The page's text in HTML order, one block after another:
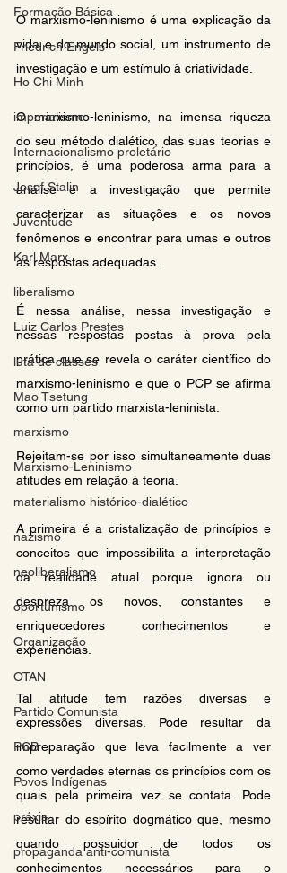
Formação Básica
Friedrich Engels
Ho Chi Minh
imperialismo
Internacionalismo proletário
Josef Stalin
Juventude
Karl Marx
liberalismo
Luiz Carlos Prestes
luta de classes
Mao Tsetung
marxismo
Marxismo-Leninismo
materialismo histórico-dialético
nazismo
neoliberalismo
oportunismo
Organização
OTAN
Partido Comunista
PCB
Povos Indígenas
práxis
propaganda anti-comunista
O marxismo-leninismo é uma explicação da
vida e do mundo social, um instrumento de
investigação e um estímulo à criatividade.
O marxismo-leninismo, na imensa riqueza
do seu método dialético, das suas teorias e
princípios, é uma poderosa arma para a
análise e a investigação que permite
caracterizar as situações e os novos
fenômenos e encontrar para umas e outros
as respostas adequadas.
É nessa análise, nessa investigação e
nessas respostas postas à prova pela
prática que se revela o caráter científico do
marxismo-leninismo e que o PCP se afirma
como um partido marxista-leninista.
Rejeitam-se por isso simultaneamente duas
atitudes em relação à teoria.
A primeira é a cristalização de princípios e
conceitos que impossibilita a interpretação
da realidade atual porque ignora ou
despreza os novos, constantes e
enriquecedores conhecimentos e
experiências.
Tal atitude tem razões diversas e
expressões diversas. Pode resultar da
impreparação que leva facilmente a ver
como verdades eternas os princípios com os
quais pela primeira vez se contata. Pode
resultar do espírito dogmático que, mesmo
quando possuidor de todos os
conhecimentos necessários para o